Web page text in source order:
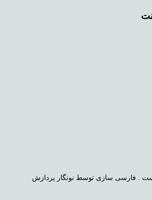
. فارسی سازی توسط نونگار پردازش